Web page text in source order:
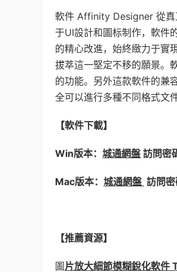
軟件 Affinity Designer 從真
于UI設計和圖标制作，軟件
的精心改進，始終緻力于實
拔萃這一堅定不移的願景。
的功能。另外這款軟件的兼
全可以進行多種不同格式文
【軟件下載】
Win版本： 城通網盤 訪問
Mac版本： 城通網盤 訪
【推薦資源】
圖片放大細節模糊銳化軟